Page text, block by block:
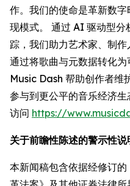
作。我们的使命是革新数
现模式。 通过 AI 驱动型分
踪，我们助力艺术家、制作
通过将歌曲与元数据转化为
Music Dash 帮助创作者维
参与到更公平的音乐经济
访问 https://
关于前瞻性陈述的警示性说
本新闻稿包含依据经修订